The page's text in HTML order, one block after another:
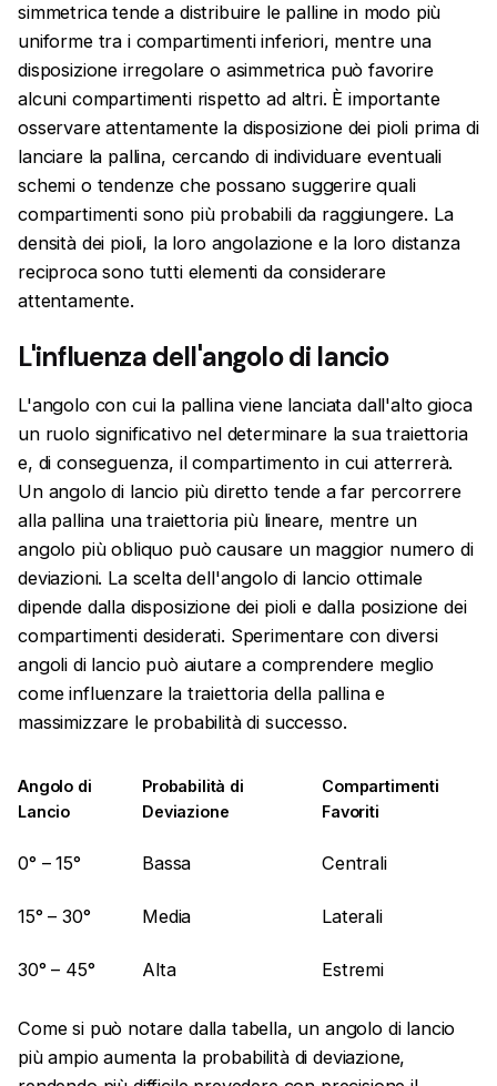
simmetrica tende a distribuire le palline in modo più
uniforme tra i compartimenti inferiori, mentre una
disposizione irregolare o asimmetrica può favorire
alcuni compartimenti rispetto ad altri. È importante
osservare attentamente la disposizione dei pioli prima di
lanciare la pallina, cercando di individuare eventuali
schemi o tendenze che possano suggerire quali
compartimenti sono più probabili da raggiungere. La
densità dei pioli, la loro angolazione e la loro distanza
reciproca sono tutti elementi da considerare
attentamente.
L'influenza dell'angolo di lancio
L'angolo con cui la pallina viene lanciata dall'alto gioca
un ruolo significativo nel determinare la sua traiettoria
e, di conseguenza, il compartimento in cui atterrerà.
Un angolo di lancio più diretto tende a far percorrere
alla pallina una traiettoria più lineare, mentre un
angolo più obliquo può causare un maggior numero di
deviazioni. La scelta dell'angolo di lancio ottimale
dipende dalla disposizione dei pioli e dalla posizione dei
compartimenti desiderati. Sperimentare con diversi
angoli di lancio può aiutare a comprendere meglio
come influenzare la traiettoria della pallina e
massimizzare le probabilità di successo.
Angolo di
Lancio
Probabilità di
Deviazione
Compartimenti
Favoriti
0° – 15° Bassa Centrali
15° – 30° Media Laterali
30° – 45° Alta Estremi
Come si può notare dalla tabella, un angolo di lancio
più ampio aumenta la probabilità di deviazione,